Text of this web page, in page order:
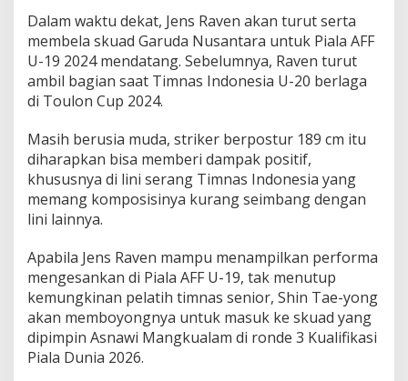
Dalam waktu dekat, Jens Raven akan turut serta
membela skuad Garuda Nusantara untuk Piala AFF
U-19 2024 mendatang. Sebelumnya, Raven turut
ambil bagian saat Timnas Indonesia U-20 berlaga
di Toulon Cup 2024.
Masih berusia muda, striker berpostur 189 cm itu
diharapkan bisa memberi dampak positif,
khususnya di lini serang Timnas Indonesia yang
memang komposisinya kurang seimbang dengan
lini lainnya.
Apabila Jens Raven mampu menampilkan performa
mengesankan di Piala AFF U-19, tak menutup
kemungkinan pelatih timnas senior, Shin Tae-yong
akan memboyongnya untuk masuk ke skuad yang
dipimpin Asnawi Mangkualam di ronde 3 Kualifikasi
Piala Dunia 2026.